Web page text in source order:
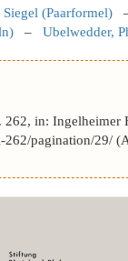
(Paarformel)
– Ubelwedder,
in:
pagination/29/